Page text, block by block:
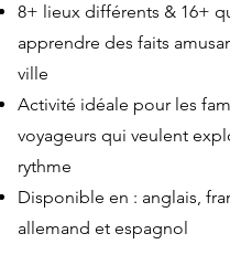
8+ lieux différents & 16+
apprendre des faits
ville
Activité idéale pour les
voyageurs qui veulent
rythme
Disponible en : anglais,
allemand et espagnol